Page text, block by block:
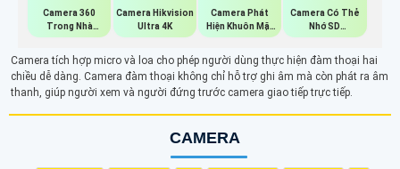
Camera 360
Trong Nhà
Hikvision
Camera Hikvision
Ultra 4K
Camera Phát
Hiện Khuôn Mặt
Dahua
Camera Có Thẻ
Nhớ SD
HIKVISION
Camera tích hợp micro và loa cho phép người dùng thực hiện đàm thoại hai
chiều dễ dàng. Camera đàm thoại không chỉ hỗ trợ ghi âm mà còn phát ra âm
thanh, giúp người xem và người đứng trước camera giao tiếp trực tiếp.
CAMERA